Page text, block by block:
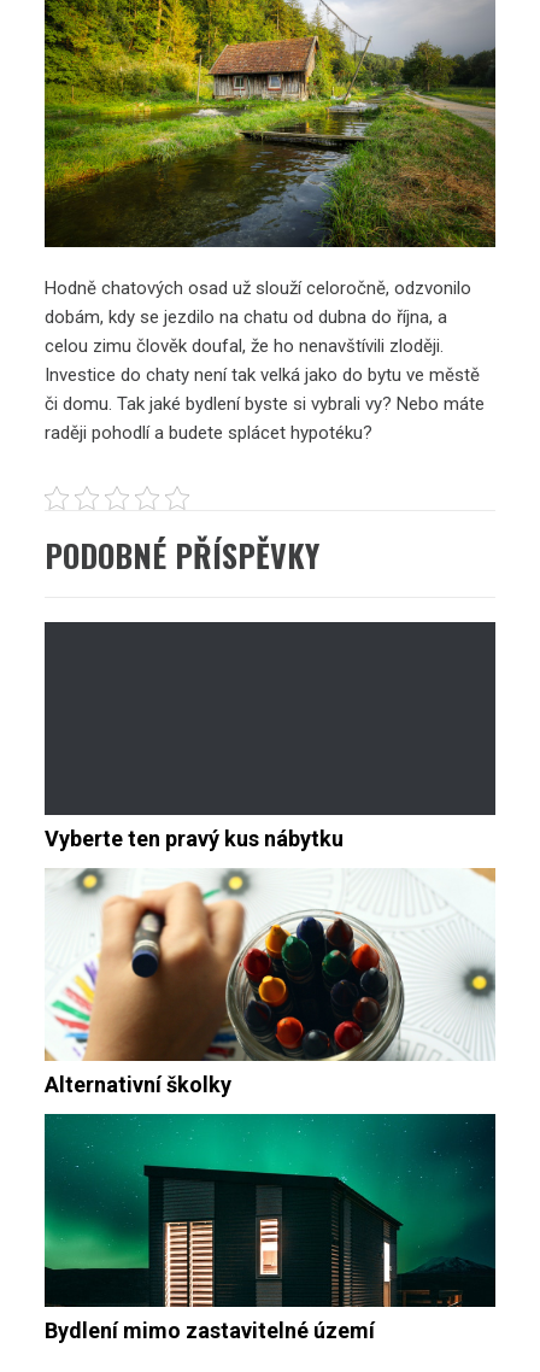
Hodně chatových osad už slouží celoročně, odzvonilo
dobám, kdy se jezdilo na chatu od dubna do října, a
celou zimu člověk doufal, že ho nenavštívili zloději.
Investice do chaty není tak velká jako do bytu ve městě
či domu. Tak jaké bydlení byste si vybrali vy? Nebo máte
raději pohodlí a budete splácet hypotéku?
PODOBNÉ PŘÍSPĚVKY
Vyberte ten pravý kus nábytku
Alternativní školky
Bydlení mimo zastavitelné území